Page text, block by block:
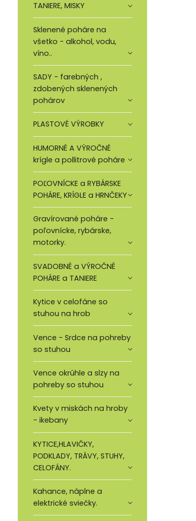
TANIERE, MISKY
Sklenené poháre na
všetko - alkohol, vodu,
víno..
SADY - farebných ,
zdobených sklenených
pohárov
PLASTOVÉ VÝROBKY
HUMORNÉ A VÝROČNÉ
krígle a pollitrové poháre
POĽOVNÍCKE a RYBÁRSKE
POHÁRE, KRÍGLE a HRNČEKY
Gravírované poháre -
poľovnícke, rybárske,
motorky.
SVADOBNÉ a VÝROČNÉ
POHÁRE a TANIERE
Kytice v celofáne so
stuhou na hrob
Vence - Srdce na pohreby
so stuhou
Vence okrúhle a slzy na
pohreby so stuhou
Kvety v miskách na hroby
- ikebany
KYTICE,HLAVIČKY,
PODKLADY, TRÁVY, STUHY,
CELOFÁNY.
Kahance, náplne a
elektrické sviečky.